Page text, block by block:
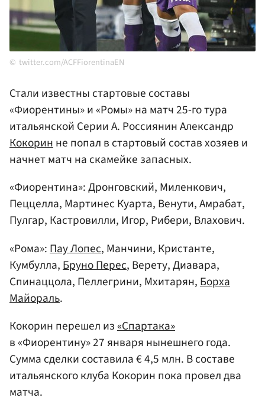
twitter.com/ACFFiorentinaEN
Стали известны стартовые составы
«Фиорентины» и «Ромы» на матч 25-го тура
итальянской Серии А. Россиянин Александр
Кокоринне попал в стартовый состав хозяев и
начнет матч на скамейке запасных.
«Фиорентина»: Дронговский, Миленкович,
Пеццелла, Мартинес Куарта, Венути, Амрабат,
Пулгар, Кастровилли, Игор, Рибери, Влахович.
«Рома»: Пау Лопес, Манчини, Кристанте,
Кумбулла, Бруно Перес, Верету, Диавара,
Спинаццола, Пеллегрини, Мхитарян, Борха
Майораль.
Кокорин перешел из«Спартака»
в «Фиорентину» 27 января нынешнего года.
Сумма сделки составила € 4,5 млн. В составе
итальянского клуба Кокорин пока провел два
матча.